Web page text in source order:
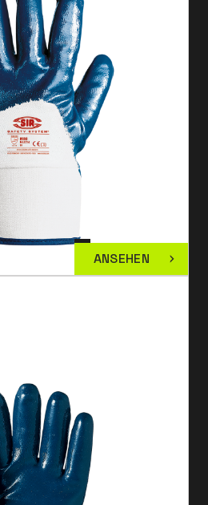
ANSEHEN